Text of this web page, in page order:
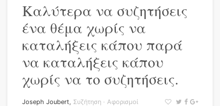
Καλύτερα να συζητήσεις
ένα θέμα χωρίς να
καταλήξεις κάπου παρά
να καταλήξεις κάπου
χωρίς να το συζητήσεις.
Joseph Joubert, Συζήτηση · Αφορισμοί